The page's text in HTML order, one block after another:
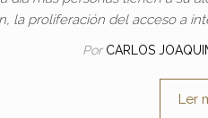
la proliferación del acceso a
Por CARLOS
Ler